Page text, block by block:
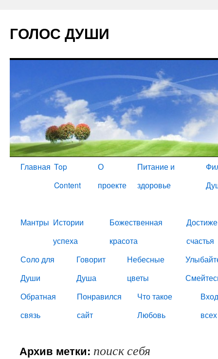
ГОЛОС ДУШИ
Главная Top
Content
О
проекте
Питание и
здоровье
Мантры Истории
успеха
Божественная
красота
счастья
Соло для
Души
Говорит
Душа
Небесные
цветы
Обратная
связь
Понравился
сайт
Что такое
Любовь
всех
Архив метки: поиск себя